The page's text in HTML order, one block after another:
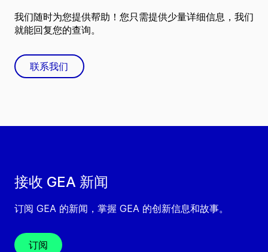
接收 GEA 新闻
订阅 GEA 的新闻，掌握 GEA 的创新信息和故事。
订阅
我们随时为您提供帮助！您只需提供少量详细信息，我们
就能回复您的查询。
联系我们